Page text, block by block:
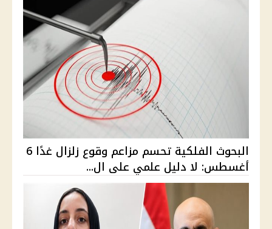
البحوث الفلكية تحسم مزاعم وقوع زلزال غدًا 6
أغسطس: لا دليل علمي على ال...